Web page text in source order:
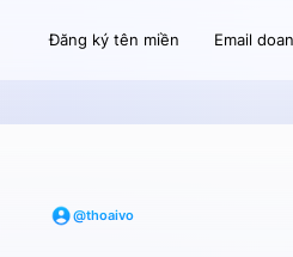
Đăng ký tên miền Email
@thoaivo